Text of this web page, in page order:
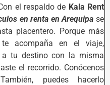
el respaldo de Kala Rent
en renta en Arequipa se
placentero. Porque más
acompaña en el viaje,
a tu destino con la misma
el recorrido. Conócenos
puedes hacerlo